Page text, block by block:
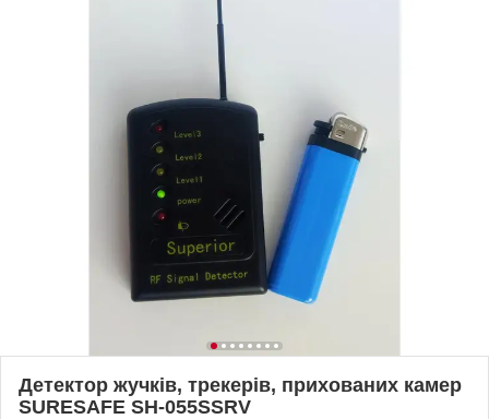
Детектор жучків, трекерів, прихованих камер
SURESAFE SH-055SSRV